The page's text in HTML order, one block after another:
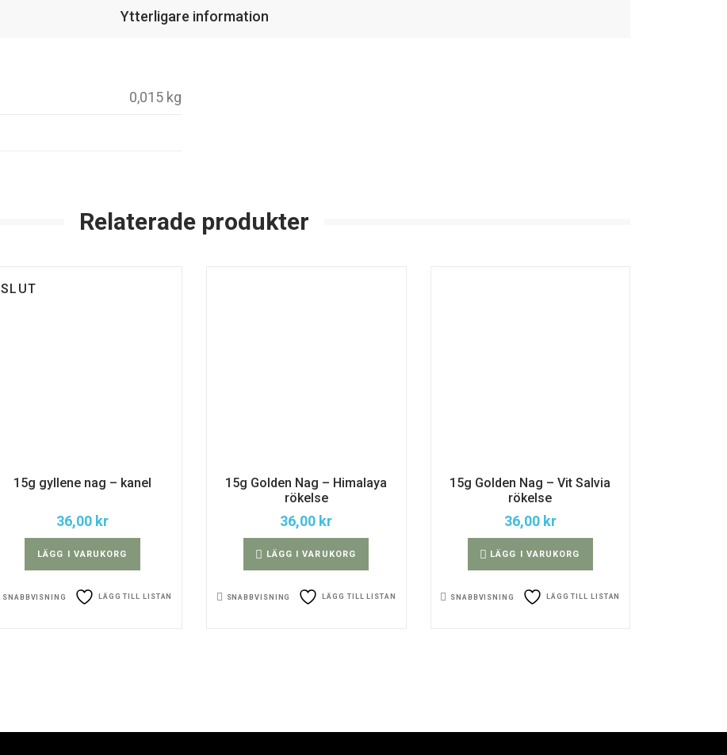
Ytterligare information
0,015 kg
Relaterade produkter
SLUT
15g gyllene nag – kanel
36,00 kr
LÄGG I VARUKORG
SNABBVISNING LÄGG TILL LISTAN
15g Golden Nag – Himalaya
rökelse
36,00 kr
LÄGG I VARUKORG
SNABBVISNING LÄGG TILL LISTAN
15g Golden Nag – Vit Salvia
rökelse
36,00 kr
LÄGG I VARUKORG
SNABBVISNING LÄGG TILL LISTAN